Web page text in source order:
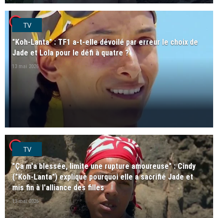
player2TV
"Koh-Lanta" : TF1 a-t-elle dévoilé par erreur le choix de
Jade et Lola pour le défi à quatre ?
13 mai 2026
player2TV
"Ça m'a blessée, limite une rupture amoureuse" : Cindy
("Koh-Lanta") explique pourquoi elle a sacrifié Jade et
mis fin à l'alliance des filles
13 mai 2026